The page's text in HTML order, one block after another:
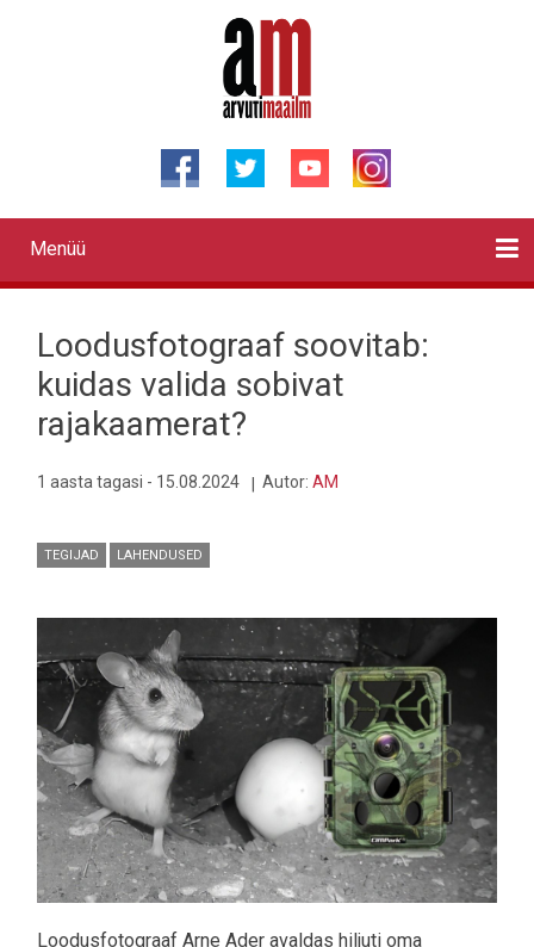
Primary
links
Menüü
Loodusfotograaf soovitab:
kuidas valida sobivat
rajakaamerat?
1 aasta tagasi - 15.08.2024 Autor: AM
TEGIJAD LAHENDUSED
Loodusfotograaf Arne Ader avaldas hiljuti oma